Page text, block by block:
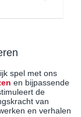
spel met ons
en bijpassende
de
van
en verhalen